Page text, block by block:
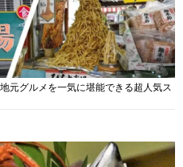
元グルメを一気に堪能できる超人気ス